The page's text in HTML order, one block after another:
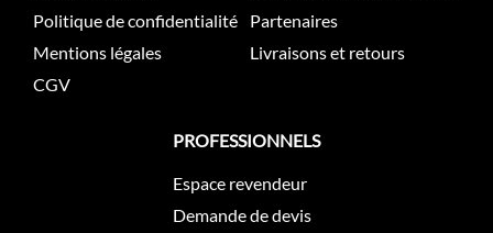
Politique de confidentialité
Mentions légales
CGV
Partenaires
Livraisons et retours
PROFESSIONNELS
Espace revendeur
Demande de devis